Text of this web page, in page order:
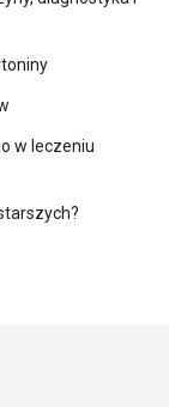
w leczeniu